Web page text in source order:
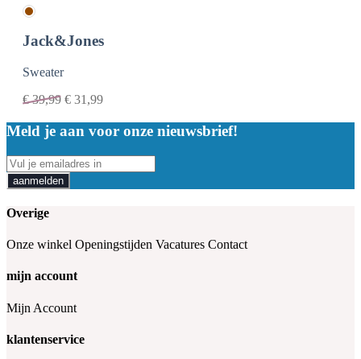
Jack&Jones
Sweater
€39,99 € 31,99
Meld je aan voor onze nieuwsbrief!
aanmelden
Overige
Onze winkel Openingstijden Vacatures Contact
mijn account
Mijn Account
klantenservice